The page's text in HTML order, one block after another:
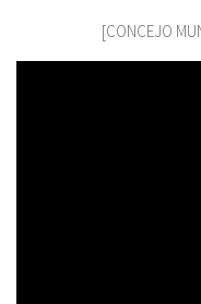
[CONCEJO